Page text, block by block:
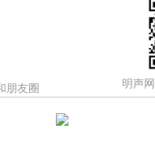
朋友圈 明声